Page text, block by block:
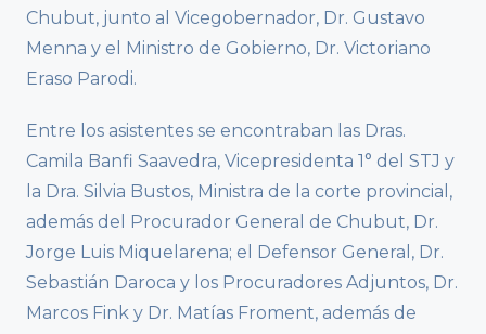
Chubut, junto al Vicegobernador, Dr. Gustavo
Menna y el Ministro de Gobierno, Dr. Victoriano
Eraso Parodi.
Entre los asistentes se encontraban las Dras.
Camila Banfi Saavedra, Vicepresidenta 1° del STJ y
la Dra. Silvia Bustos, Ministra de la corte provincial,
además del Procurador General de Chubut, Dr.
Jorge Luis Miquelarena; el Defensor General, Dr.
Sebastián Daroca y los Procuradores Adjuntos, Dr.
Marcos Fink y Dr. Matías Froment, además de